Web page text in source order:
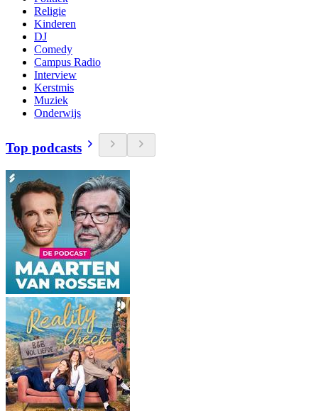
Religie
Kinderen
DJ
Comedy
Campus Radio
Interview
Kerstmis
Muziek
Onderwijs
Top podcasts